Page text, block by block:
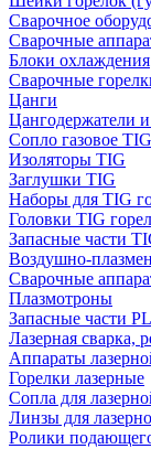
Сварочное
Сварочные
Блоки охлаждения
Сварочные
Цанги
Цангодержатели
Сопло газовое TIG
Изоляторы TIG
Заглушки TIG
Наборы для TIG
Головки TIG
Запасные части
Воздушно-
Сварочные
Плазмотроны
Запасные части
Лазерная сварка,
Аппараты
Горелки лазерные
Сопла для
Линзы для
Ролики